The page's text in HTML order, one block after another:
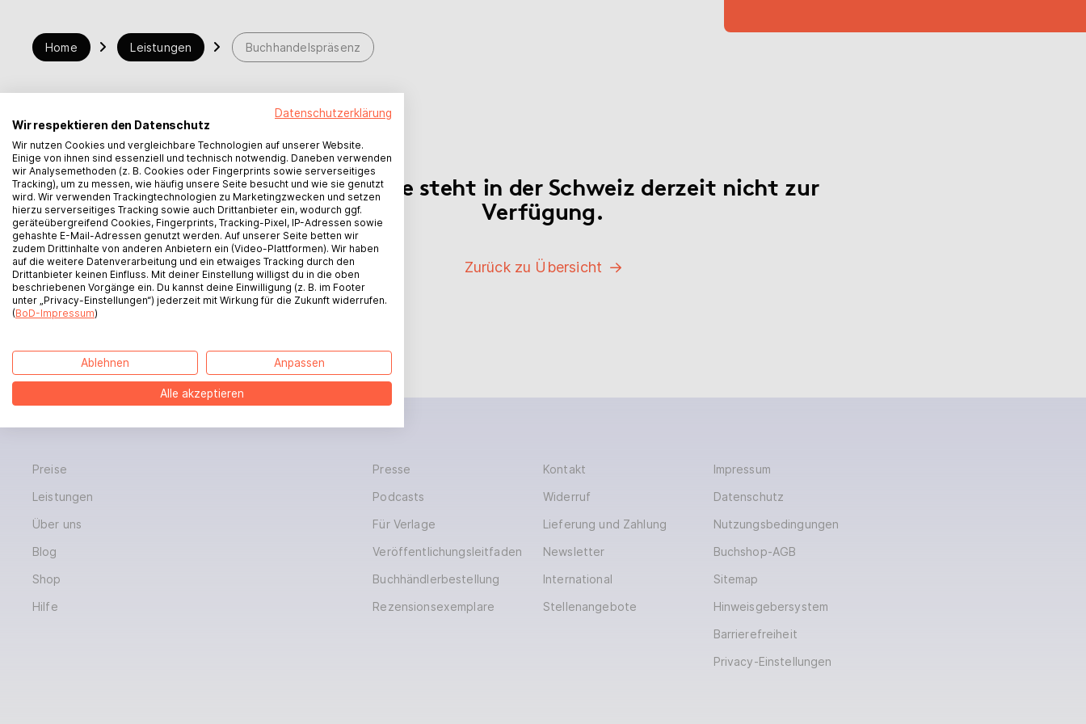
Home Leistungen Buchhandelspräsenz
Dieser Service steht in der Schweiz derzeit nicht zur
Verfügung.
Zurück zu Übersicht
Preise
Leistungen
Über uns
Blog
Shop
Hilfe
Presse
Podcasts
Für Verlage
Veröffentlichungsleitfaden
Buchhändlerbestellung
Rezensionsexemplare
Kontakt
Widerruf
Lieferung und Zahlung
Newsletter
International
Stellenangebote
Impressum
Datenschutz
Nutzungsbedingungen
Buchshop-AGB
Sitemap
Hinweisgebersystem
Barrierefreiheit
Privacy-Einstellungen
BoD bei Instagram
BoD bei TikTok
Datenschutzerklärung
Wir respektieren den Datenschutz
Wir nutzen Cookies und vergleichbare Technologien auf unserer Website.
Einige von ihnen sind essenziell und technisch notwendig. Daneben verwenden
wir Analysemethoden (z. B. Cookies oder Fingerprints sowie serverseitiges
Tracking), um zu messen, wie häufig unsere Seite besucht und wie sie genutzt
wird. Wir verwenden Trackingtechnologien zu Marketingzwecken und setzen
hierzu serverseitiges Tracking sowie auch Drittanbieter ein, wodurch ggf.
geräteübergreifend Cookies, Fingerprints, Tracking-Pixel, IP-Adressen sowie
gehashte E-Mail-Adressen genutzt werden. Auf unserer Seite betten wir
zudem Drittinhalte von anderen Anbietern ein (Video-Plattformen). Wir haben
auf die weitere Datenverarbeitung und ein etwaiges Tracking durch den
Drittanbieter keinen Einfluss. Mit deiner Einstellung willigst du in die oben
beschriebenen Vorgänge ein. Du kannst deine Einwilligung (z. B. im Footer
unter „Privacy-Einstellungen“) jederzeit mit Wirkung für die Zukunft widerrufen.
(BoD-Impressum)
Ablehnen Anpassen
Alle akzeptieren